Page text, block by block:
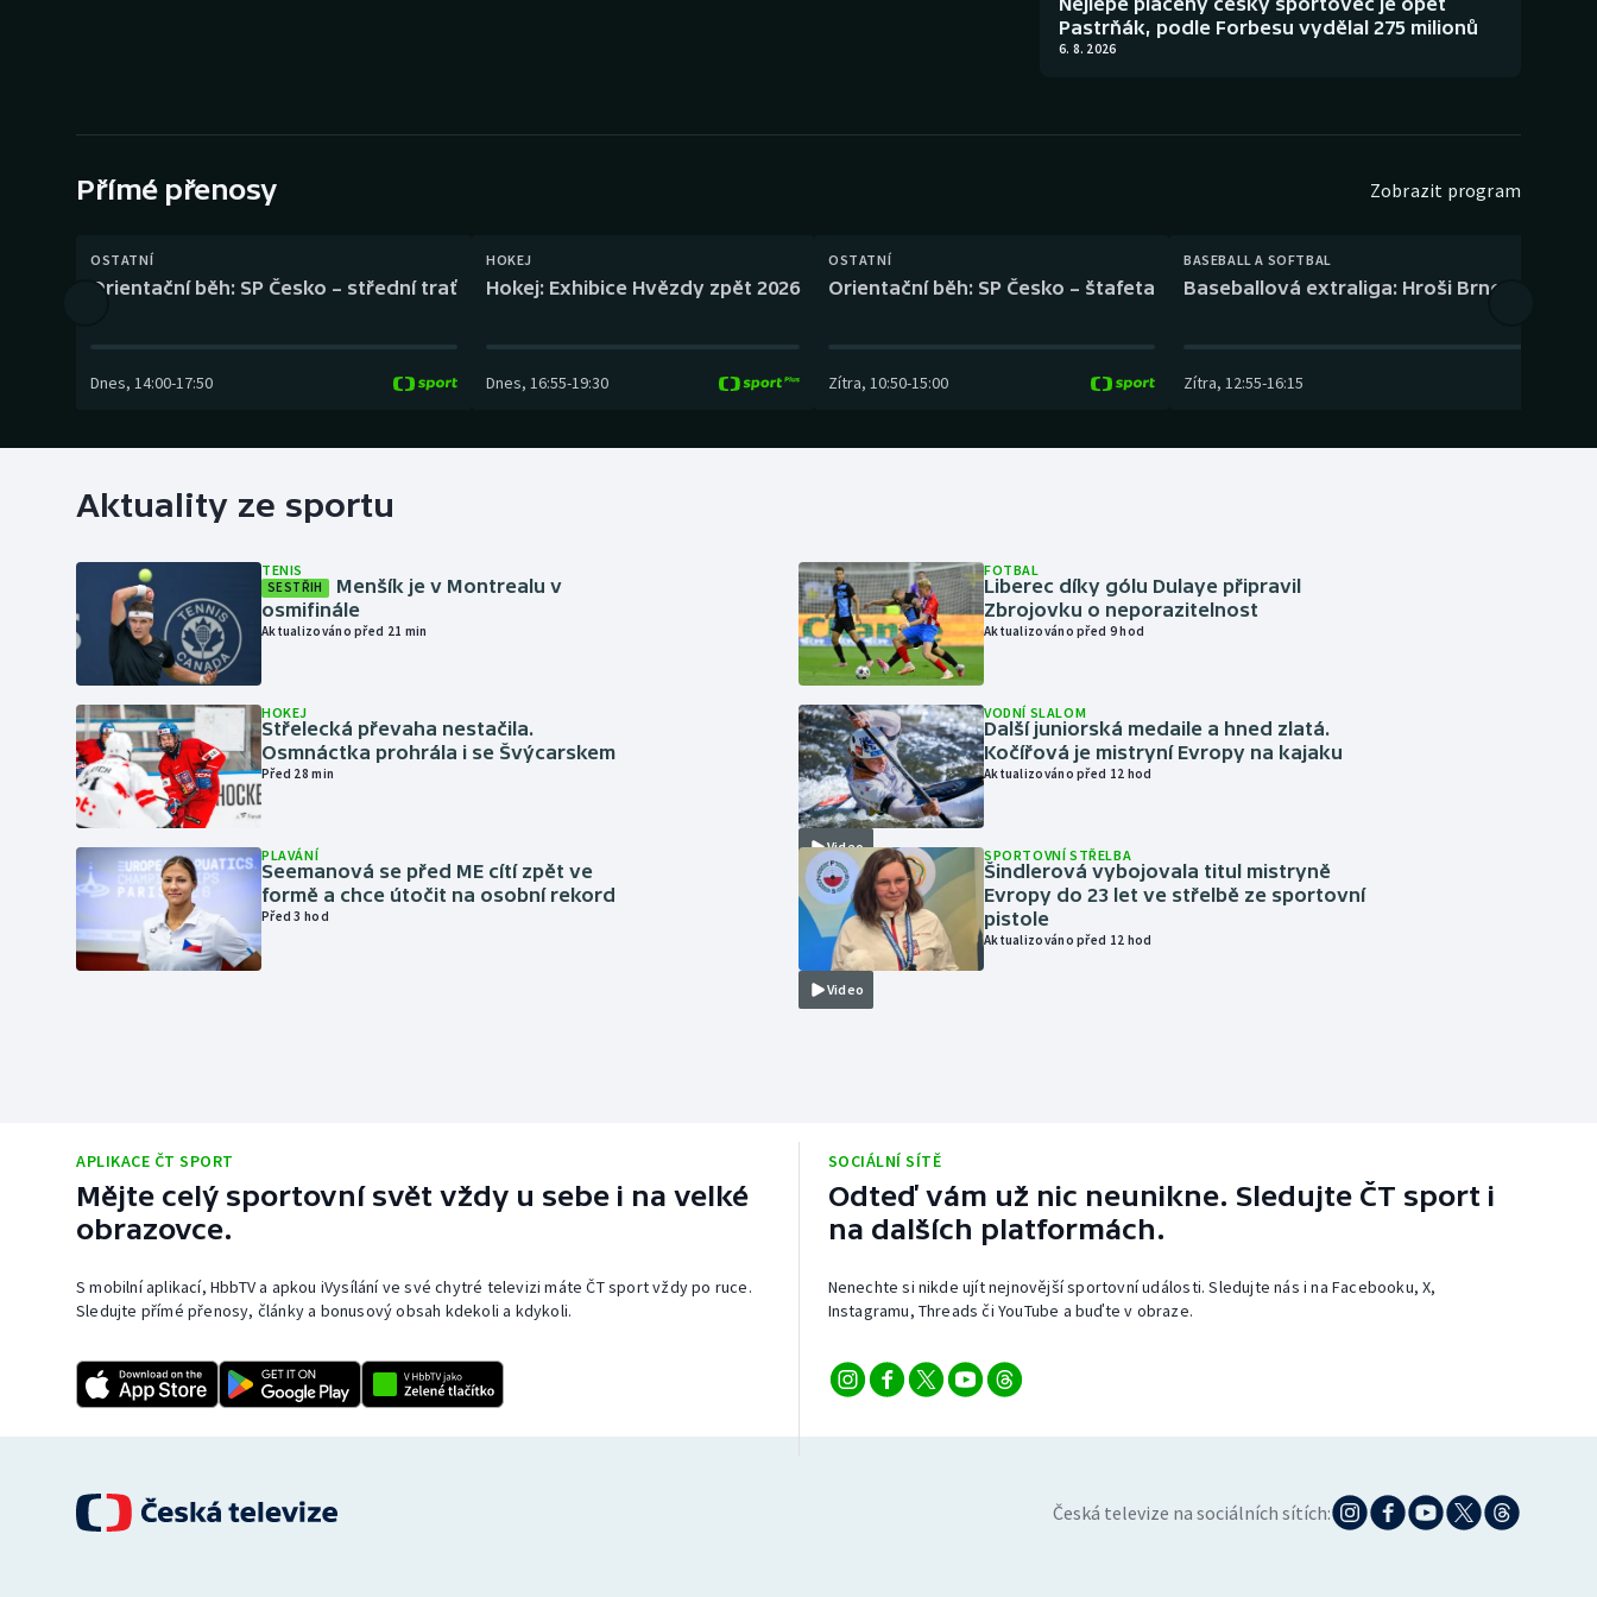
Gymnastika Plážový volejbal
Pastrňák, podle Forbesu vydělal 275 milionů
6. 8. 2026
Přímé přenosy Zobrazit program
OSTATNÍ
Orientační běh: SP Česko – střední trať
Dnes, 14:00-17:50
HOKEJ
Hokej: Exhibice Hvězdy zpět 2026
Dnes, 16:55-19:30
OSTATNÍ
Orientační běh: SP Česko – štafeta
Zítra, 10:50-15:00
BASEBALL A SOFTBAL
Baseballová extraliga: Hroši Brno – Eagles
Zítra, 12:55-16:15
Aktuality ze sportu
TENIS
SESTŘIH
Menšík je v Montrealu v
osmifinále
Aktualizováno před 21 min
HOKEJ
Střelecká převaha nestačila.
Osmnáctka prohrála i se Švýcarskem
Před 28 min
PLAVÁNÍ
Seemanová se před ME cítí zpět ve
formě a chce útočit na osobní rekord
Před 3 hod
FOTBAL
Liberec díky gólu Dulaye připravil
Zbrojovku o neporazitelnost
Aktualizováno před 9 hod
Video
VODNÍ SLALOM
Další juniorská medaile a hned zlatá.
Kočířová je mistryní Evropy na kajaku
Aktualizováno před 12 hod
Video
SPORTOVNÍ STŘELBA
Šindlerová vybojovala titul mistryně
Evropy do 23 let ve střelbě ze sportovní
pistole
Aktualizováno před 12 hod
APLIKACE ČT SPORT
Mějte celý sportovní svět vždy u sebe i na velké
obrazovce.
S mobilní aplikací, HbbTV a apkou iVysílání ve své chytré televizi máte ČT sport vždy po ruce.
Sledujte přímé přenosy, články a bonusový obsah kdekoli a kdykoli.
SOCIÁLNÍ SÍTĚ
Odteď vám už nic neunikne. Sledujte ČT sport i
na dalších platformách.
Nenechte si nikde ujít nejnovější sportovní události. Sledujte nás i na Facebooku, X,
Instagramu, Threads či YouTube a buďte v obraze.
Česká televize na sociálních sítích: